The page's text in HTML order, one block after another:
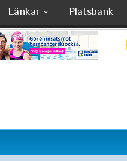
Länkar Platsbank